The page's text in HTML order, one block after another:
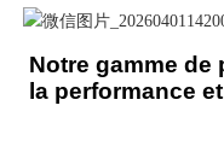
Notre gamme
la performance